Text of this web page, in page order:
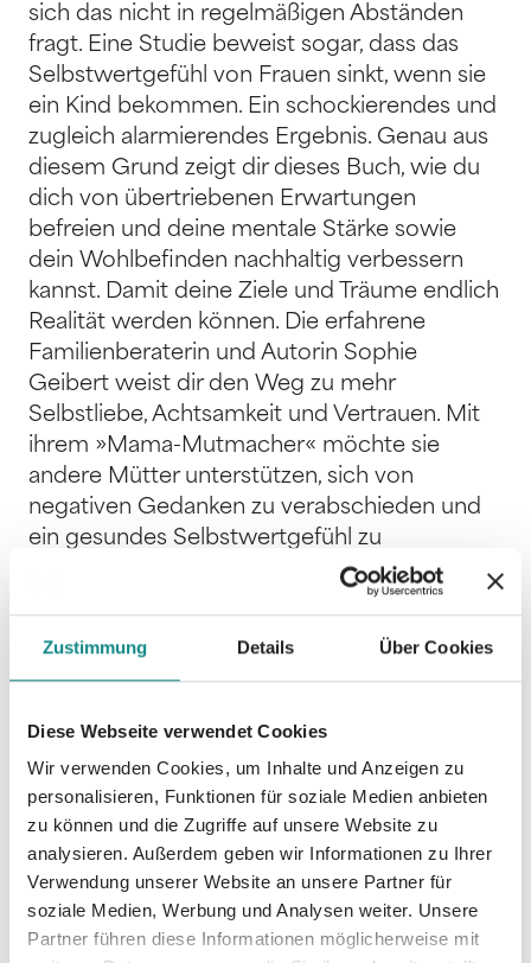
Zustimmung Details Über Cookies
Diese Webseite verwendet Cookies
Wir verwenden Cookies, um Inhalte und Anzeigen zu
personalisieren, Funktionen für soziale Medien anbieten
zu können und die Zugriffe auf unsere Website zu
analysieren. Außerdem geben wir Informationen zu Ihrer
Verwendung unserer Website an unsere Partner für
soziale Medien, Werbung und Analysen weiter. Unsere
Partner führen diese Informationen möglicherweise mit
sich das nicht in regelmäßigen Abständen
fragt. Eine Studie beweist sogar, dass das
Selbstwertgefühl von Frauen sinkt, wenn sie
ein Kind bekommen. Ein schockierendes und
zugleich alarmierendes Ergebnis. Genau aus
diesem Grund zeigt dir dieses Buch, wie du
dich von übertriebenen Erwartungen
befreien und deine mentale Stärke sowie
dein Wohlbefinden nachhaltig verbessern
kannst. Damit deine Ziele und Träume endlich
Realität werden können. Die erfahrene
Familienberaterin und Autorin Sophie
Geibert weist dir den Weg zu mehr
Selbstliebe, Achtsamkeit und Vertrauen. Mit
ihrem »Mama-Mutmacher« möchte sie
andere Mütter unterstützen, sich von
negativen Gedanken zu verabschieden und
ein gesundes Selbstwertgefühl zu
entwickeln. Dabei teilt sie eigene Erfahrungen
selbstbestimmtes, erfülltes Leben. Ein Buch
voller Freude, Mut und Inspiration. Beschenke
dich in deiner Haut häufig nicht wohl, dich
dich in dem ganzen Mama-Kosmos
irgendwie selbst verloren zu haben?
Mamasein bedeutet auch, sich selbst nicht zu
vergessen. Liebe dich und das, was du tust.
Feiere dich, für das was du bist. Würdige
jeden Moment und lasse Raum für deine